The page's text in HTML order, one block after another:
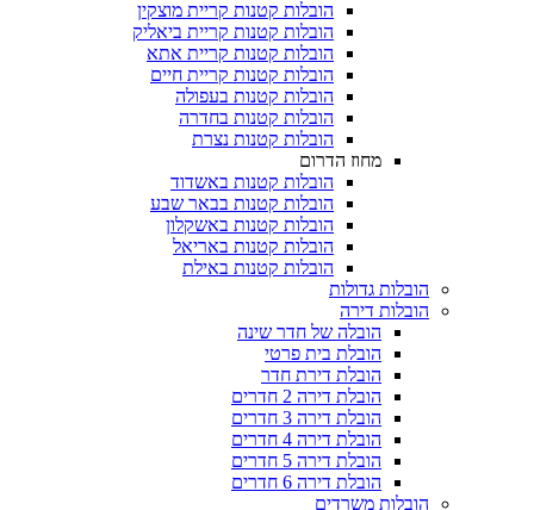
הובלות קטנות קריית מוצקין
הובלות קטנות קריית ביאליק
הובלות קטנות קריית אתא
הובלות קטנות קריית חיים
הובלות קטנות בעפולה
הובלות קטנות בחדרה
הובלות קטנות נצרת
הובלות קטנות באשדוד
הובלות קטנות בבאר שבע
הובלות קטנות באשקלון
הובלות קטנות באריאל
הובלות קטנות באילת
הובלה של חדר שינה